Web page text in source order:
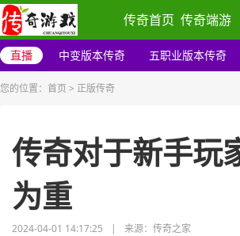
传奇首页 传奇端游
直播 中变版本传奇 五职业版本传奇
您的位置： 首页 > 正版传奇
传奇对于新手玩
为重
2024-04-01 14:17:25 | 来源：传奇之家